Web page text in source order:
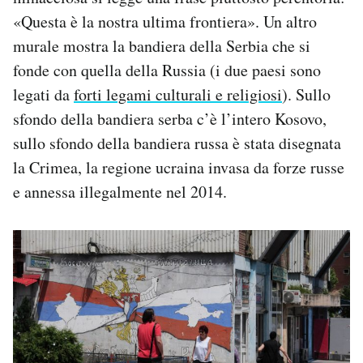
«Questa è la nostra ultima frontiera». Un altro
murale mostra la bandiera della Serbia che si
fonde con quella della Russia (i due paesi sono
legati daforti legami culturali e religiosi). Sullo
sfondo della bandiera serba c’è l’intero Kosovo,
sullo sfondo della bandiera russa è stata disegnata
la Crimea, la regione ucraina invasa da forze russe
e annessa illegalmente nel 2014.